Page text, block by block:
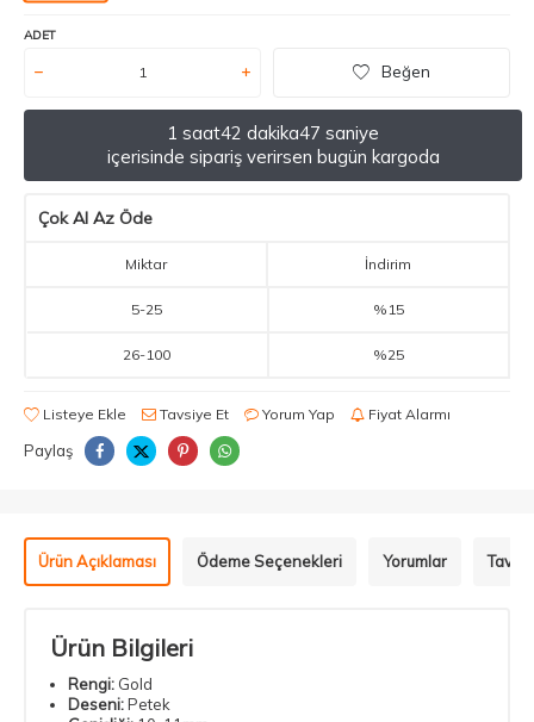
ADET
Beğen
1 saat42 dakika46 saniye
içerisinde sipariş verirsen bugün kargoda
Çok Al Az Öde
Miktar İndirim
5-25 %15
26-100 %25
Listeye Ekle Tavsiye Et Yorum Yap Fiyat Alarmı
Paylaş
Ürün Açıklaması Ödeme Seçenekleri Yorumlar
Ürün Bilgileri
Rengi: Gold
Deseni:Petek